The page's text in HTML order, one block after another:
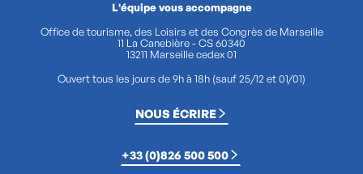
L'équipe vous accompagne
Office de tourisme, des Loisirs et des Congrès de Marseille
11 La Canebière - CS 60340
13211 Marseille cedex 01
Ouvert tous les jours de 9h à 18h (sauf 25/12 et 01/01)
NOUS ÉCRIRE
+33 (0)826 500 500